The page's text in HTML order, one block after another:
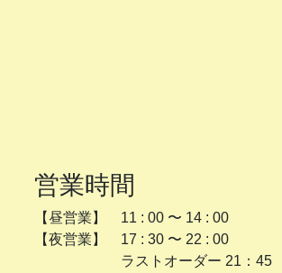
営業時間
【昼営業】 11 : 00 〜 14 : 00
【夜営業】 17 : 30 〜 22 : 00
ラストオーダー 21：45